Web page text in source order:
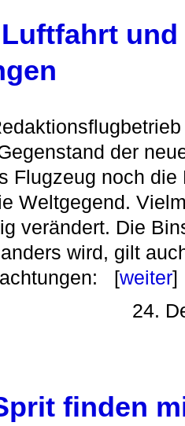
der
Flugzeug noch
Weltgegend.
verändert. Die
wird, gilt
[weiter]
24.
finden